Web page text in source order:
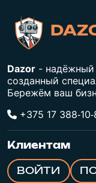
Dazor - надёжный
созданный
Бережём ваш
+375 17
Клиентам
ВОЙТИ